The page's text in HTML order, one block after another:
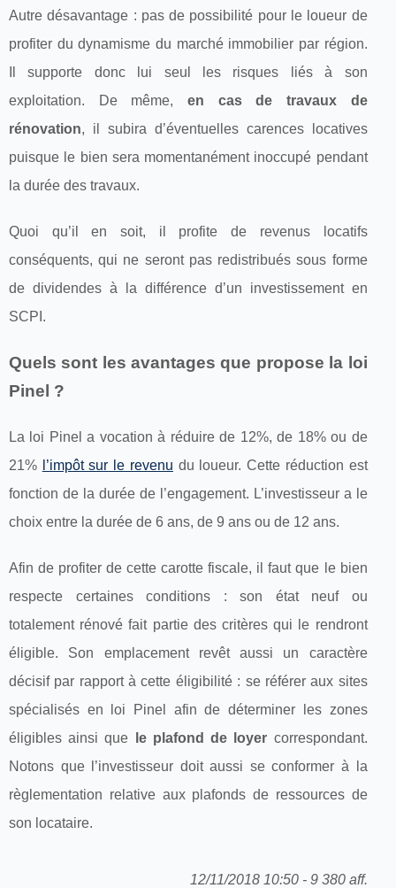
Autre désavantage : pas de possibilité pour le loueur de
profiter du dynamisme du marché immobilier par région.
Il supporte donc lui seul les risques liés à son
exploitation. De même, en cas de travaux de
rénovation, il subira d’éventuelles carences locatives
puisque le bien sera momentanément inoccupé pendant
la durée des travaux.
Quoi qu’il en soit, il profite de revenus locatifs
conséquents, qui ne seront pas redistribués sous forme
de dividendes à la différence d’un investissement en
SCPI.
Quels sont les avantages que propose la loi
Pinel ?
La loi Pinel a vocation à réduire de 12%, de 18% ou de
21%
l’impôt sur le revenu du loueur. Cette réduction est
fonction de la durée de l’engagement. L’investisseur a le
choix entre la durée de 6 ans, de 9 ans ou de 12 ans.
Afin de profiter de cette carotte fiscale, il faut que le bien
respecte certaines conditions : son état neuf ou
totalement rénové fait partie des critères qui le rendront
éligible. Son emplacement revêt aussi un caractère
décisif par rapport à cette éligibilité : se référer aux sites
spécialisés en loi Pinel afin de déterminer les zones
éligibles ainsi que
le plafond de loyer correspondant.
Notons que l’investisseur doit aussi se conformer à la
règlementation relative aux plafonds de ressources de
son locataire.
12/11/2018 10:50 - 9 380 aff.